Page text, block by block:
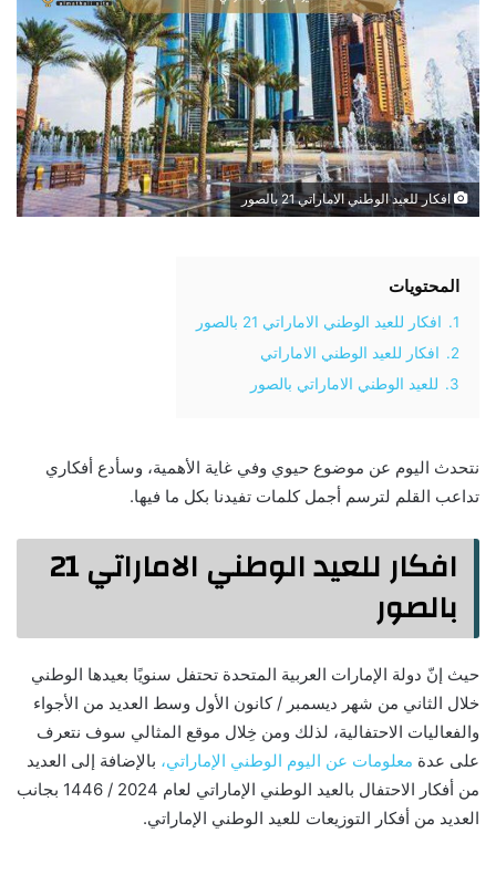
افكار للعيد الوطني الاماراتي 21 بالصور
المحتويات
1.
افكار للعيد الوطني الاماراتي 21 بالصور
2.
افكار للعيد الوطني الاماراتي
3.
للعيد الوطني الاماراتي بالصور
نتحدث اليوم عن موضوع حيوي وفي غاية الأهمية، وسأدع أفكاري
تداعب القلم لترسم أجمل كلمات تفيدنا بكل ما فيها.
افكار للعيد الوطني الاماراتي 21
بالصور
حيث إنّ دولة الإمارات العربية المتحدة تحتفل سنويًا بعيدها الوطني
خلال الثاني من شهر ديسمبر / كانون الأول وسط العديد من الأجواء
والفعاليات الاحتفالية، لذلك ومن خِلال موقع المثالي سوف نتعرف
على عدة معلومات عن اليوم الوطني الإماراتي، بالإضافة إلى العديد
من أفكار الاحتفال بالعيد الوطني الإماراتي لعام 2024 / 1446 بجانب
العديد من أفكار التوزيعات للعيد الوطني الإماراتي.